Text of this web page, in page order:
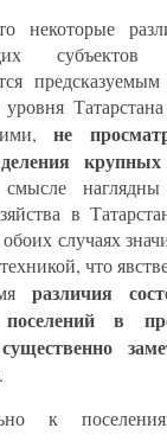
некоторые
субъектов
не
смысле
в
случаях
что
различия
в
.
к